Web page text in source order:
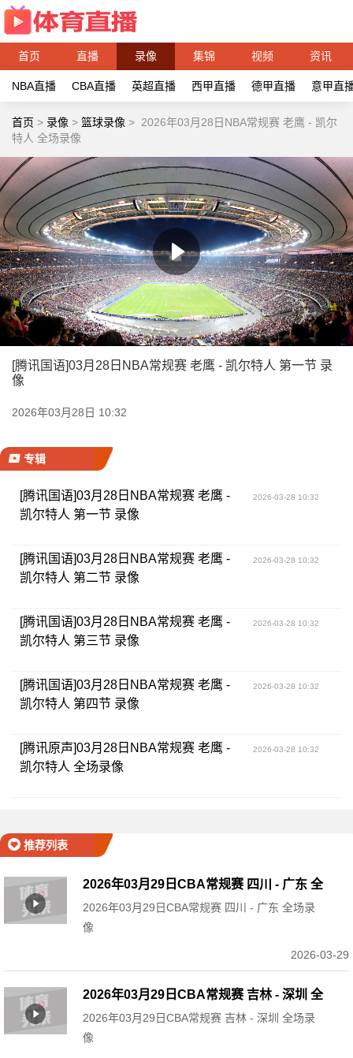
首页 直播 录像 集锦 视频 资讯
NBA直播 CBA直播 英超直播 西甲直播 德甲直播 意甲直
首页 > 录像 > 篮球录像 > 2026年03月28日NBA常规赛 老鹰 - 凯尔
特人 全场录像
[腾讯国语]03月28日NBA常规赛 老鹰 - 凯尔特人 第一节 录
像
2026年03月28日 10:32
专辑
[腾讯国语]03月28日NBA常规赛 老鹰 -
凯尔特人 第一节 录像
2026-03-28 10:32
[腾讯国语]03月28日NBA常规赛 老鹰 -
凯尔特人 第二节 录像
2026-03-28 10:32
[腾讯国语]03月28日NBA常规赛 老鹰 -
凯尔特人 第三节 录像
2026-03-28 10:32
[腾讯国语]03月28日NBA常规赛 老鹰 -
凯尔特人 第四节 录像
2026-03-28 10:32
[腾讯原声]03月28日NBA常规赛 老鹰 -
凯尔特人 全场录像
2026-03-28 10:32
推荐列表
2026年03月29日CBA常规赛 四川 - 广东 全
场录像
2026年03月29日CBA常规赛 四川 - 广东 全场录
像
2026-03-29
2026年03月29日CBA常规赛 吉林 - 深圳 全
场录像
2026年03月29日CBA常规赛 吉林 - 深圳 全场录
像